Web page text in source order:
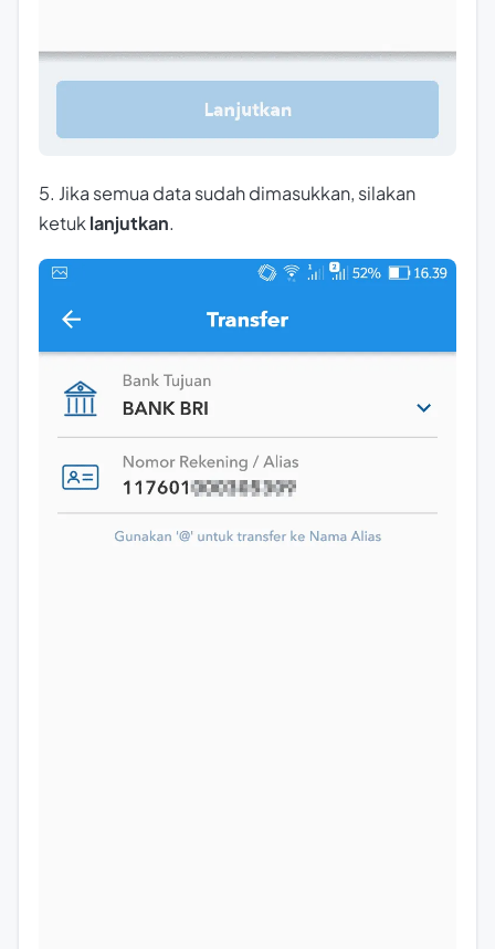
5. Jika semua data sudah dimasukkan, silakan
ketuk lanjutkan.